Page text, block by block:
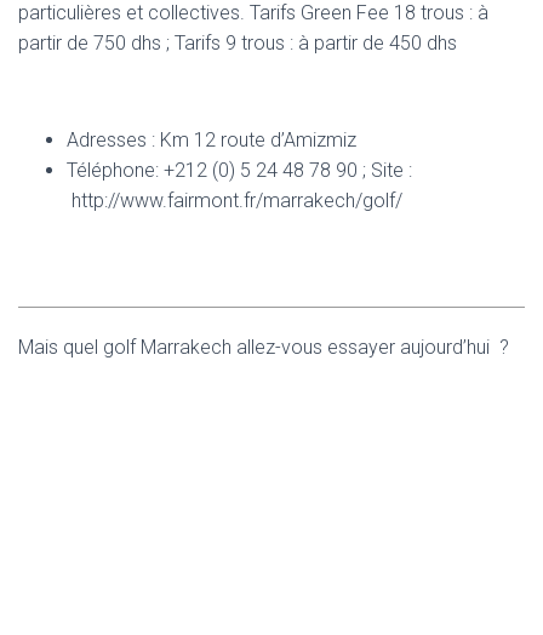
particulières et collectives. Tarifs Green Fee 18 trous : à
partir de 750 dhs ; Tarifs 9 trous : à partir de 450 dhs
Adresses : Km 12 route d’Amizmiz
Téléphone: +212 (0) 5 24 48 78 90 ; Site :
http://www.fairmont.fr/marrakech/golf/
Mais quel golf Marrakech allez-vous essayer aujourd’hui ?